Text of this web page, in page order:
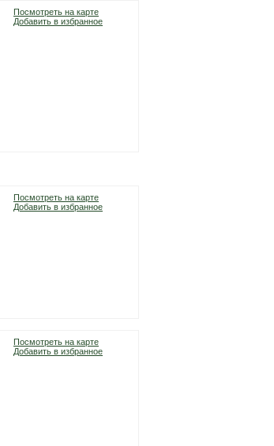
Посмотреть на карте
Добавить в избранное
Посмотреть на карте
Добавить в избранное
Посмотреть на карте
Добавить в избранное